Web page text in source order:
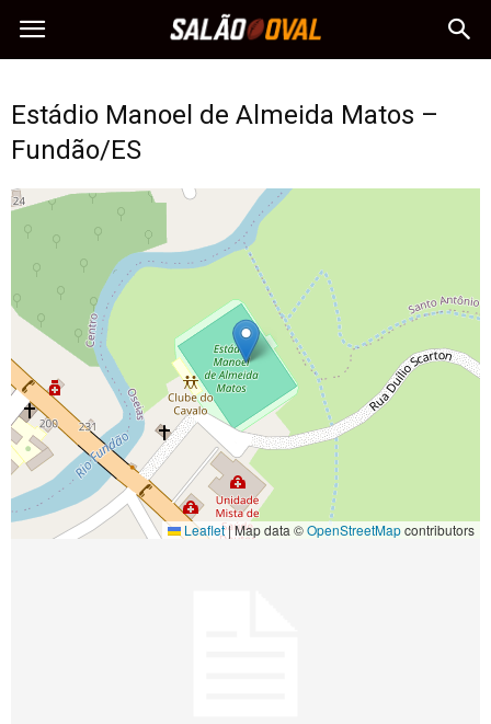
Estádio Manoel de Almeida Matos –
Fundão/ES
Leaflet|Map data ©OpenStreetMapcontributors